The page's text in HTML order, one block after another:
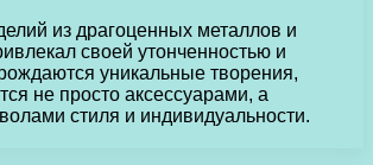
из драгоценных металлов и
своей утонченностью и
уникальные творения,
не просто аксессуарами, а
стиля и индивидуальности.